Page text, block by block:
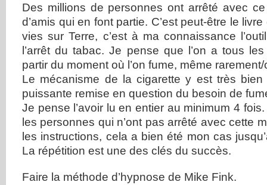
Des millions de personnes ont arrêté avec
d’amis qui en font partie. C’est peut-être le
vies sur Terre, c’est à ma connaissance
l’arrêt du tabac. Je pense que l’on a tous
partir du moment où l’on fume, même
Le mécanisme de la cigarette y est très
puissante remise en question du besoin de
Je pense l’avoir lu en entier au minimum 4
les personnes qui n’ont pas arrêté avec cette
les instructions, cela a bien été mon cas
La répétition est une des clés du succès.
Faire la méthode d’hypnose de Mike Fink.